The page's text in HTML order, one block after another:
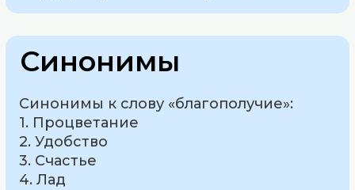
Синонимы
Синонимы к слову «благополучие»:
1. Процветание
2. Удобство
3. Счастье
4. Лад